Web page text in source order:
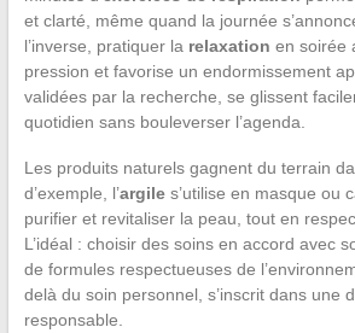
et clarté, même quand la journée
l’inverse, pratiquer la relaxation en soirée
pression et favorise un endormissement
validées par la recherche, se glissent
quotidien sans bouleverser l’agenda.
Les produits naturels gagnent du terrain
d’exemple, l’argiles’utilise en masque ou
purifier et revitaliser la peau, tout en
L’idéal : choisir des soins en accord avec
de formules respectueuses de
delà du soin personnel, s’inscrit dans une
responsable.